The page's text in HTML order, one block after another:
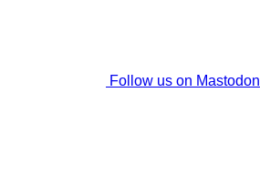
Follow us on Mastodon